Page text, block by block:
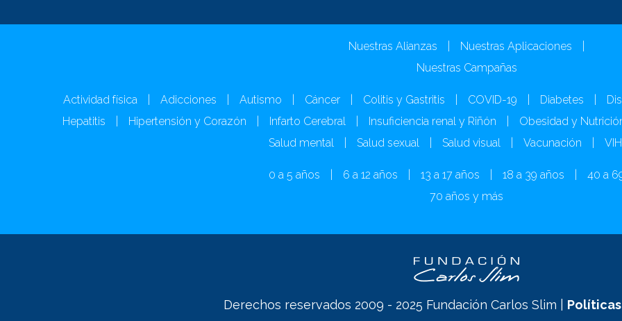
Nuestras Alianzas Nuestras Aplicaciones
Nuestras Campañas
Actividad física Adicciones Autismo Cáncer Colitis y Gastritis COVID-19 Diabetes
Hepatitis
Hipertensión y Corazón Infarto Cerebral Insuficiencia renal y Riñón Obesidad y
Salud mental
Salud sexual Salud visual Vacunación
0 a 5 años 6 a 12 años 13 a 17 años 18 a 39 años 40 a
70 años y más
Derechos reservados 2009 - 2025 Fundación Carlos Slim |